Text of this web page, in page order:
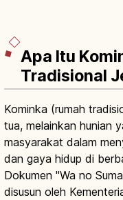
Apa Itu
Tradisional
Kominka (rumah
tua, melainkan hunian
masyarakat dalam
dan gaya hidup di
Dokumen "Wa no
disusun oleh